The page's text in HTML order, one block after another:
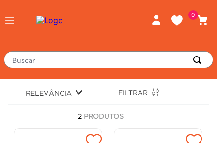
0
Buscar
RELEVÂNCIA FILTRAR
2 PRODUTOS